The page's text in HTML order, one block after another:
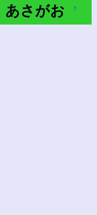
さがお †